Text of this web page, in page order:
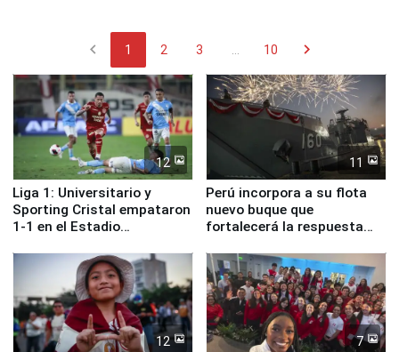
chevron_left 1 2 3 10 chevron_right
12
Liga 1: Universitario y
Sporting Cristal empataron
1-1 en el Estadio
11
Perú incorpora a su flota
nuevo buque que
fortalecerá la respuesta
12 7